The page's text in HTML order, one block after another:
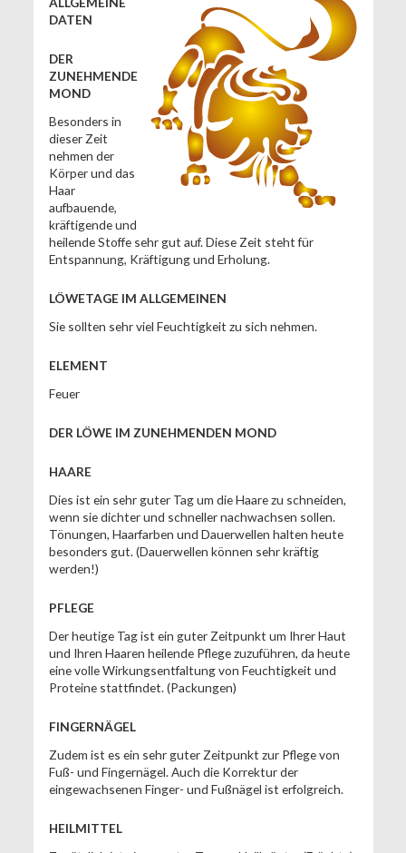
DATEN
DER
ZUNEHMENDE
MOND
Besonders in
dieser Zeit
nehmen der
Körper und das
Haar
aufbauende,
kräftigende und
heilende Stoffe sehr gut auf. Diese Zeit steht für
Entspannung, Kräftigung und Erholung.
LÖWETAGE IM ALLGEMEINEN
Sie sollten sehr viel Feuchtigkeit zu sich nehmen.
ELEMENT
Feuer
DER LÖWE IM ZUNEHMENDEN MOND
HAARE
Dies ist ein sehr guter Tag um die Haare zu schneiden,
wenn sie dichter und schneller nachwachsen sollen.
Tönungen, Haarfarben und Dauerwellen halten heute
besonders gut. (Dauerwellen können sehr kräftig
werden!)
PFLEGE
Der heutige Tag ist ein guter Zeitpunkt um Ihrer Haut
und Ihren Haaren heilende Pflege zuzuführen, da heute
eine volle Wirkungsentfaltung von Feuchtigkeit und
Proteine stattfindet. (Packungen)
FINGERNÄGEL
Zudem ist es ein sehr guter Zeitpunkt zur Pflege von
Fuß- und Fingernägel. Auch die Korrektur der
eingewachsenen Finger- und Fußnägel ist erfolgreich.
HEILMITTEL